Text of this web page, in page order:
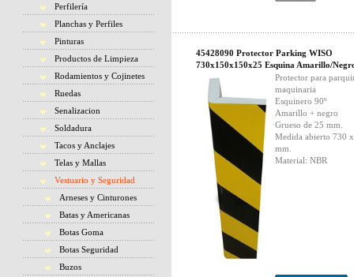
Perfilería
Planchas y Perfiles
Pinturas
Productos de Limpieza
Rodamientos y Cojinetes
Ruedas
Senalizacion
Soldadura
Tacos y Anclajes
Telas y Mallas
Vestuario y Seguridad
Arneses y Cinturones
Batas y Americanas
Botas Goma
Botas Seguridad
Buzos
45428090 Protector Parking WISO
730x150x150x25 Esquina Amarillo/
Protector para
maquinaria
Esquinero 90º
Amarillo + negro
Grueso de 25 mm.
Medida abierto 730
mm.
Material: NBR